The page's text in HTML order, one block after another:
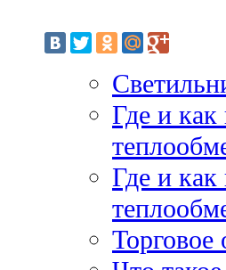
Где и как
Где и как